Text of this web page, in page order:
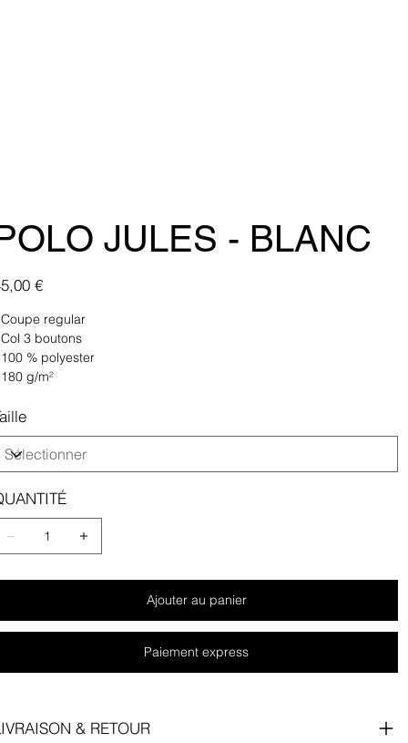
JULES - BLANC
€
regular
3 boutons
% polyester
g/m²
Ajouter au panier
Paiement express
& RETOUR